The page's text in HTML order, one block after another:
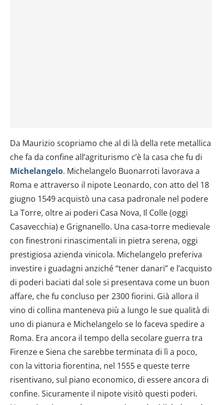
Da Maurizio scopriamo che al di là della rete metallica
che fa da confine all’agriturismo c’è la casa che fu di
Michelangelo. Michelangelo Buonarroti lavorava a
Roma e attraverso il nipote Leonardo, con atto del 18
giugno 1549 acquistò una casa padronale nel podere
La Torre, oltre ai poderi Casa Nova, Il Colle (oggi
Casavecchia) e Grignanello. Una casa-torre medievale
con finestroni rinascimentali in pietra serena, oggi
prestigiosa azienda vinicola. Michelangelo preferiva
investire i guadagni anziché “tener danari” e l’acquisto
di poderi baciati dal sole si presentava come un buon
affare, che fu concluso per 2300 fiorini. Già allora il
vino di collina manteneva più a lungo le sue qualità di
uno di pianura e Michelangelo se lo faceva spedire a
Roma. Era ancora il tempo della secolare guerra tra
Firenze e Siena che sarebbe terminata di lì a poco,
con la vittoria fiorentina, nel 1555 e queste terre
risentivano, sul piano economico, di essere ancora di
confine. Sicuramente il nipote visitò questi poderi.